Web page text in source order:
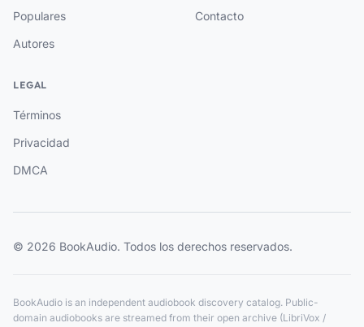
Populares
Autores
Contacto
LEGAL
Términos
Privacidad
DMCA
© 2026 BookAudio. Todos los derechos reservados.
BookAudio is an independent audiobook discovery catalog. Public-
domain audiobooks are streamed from their open archive (LibriVox /